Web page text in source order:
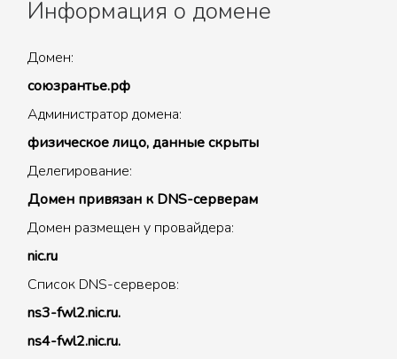
Информация о домене
Домен:
союзрантье.рф
Администратор домена:
физическое лицо, данные скрыты
Делегирование:
Домен привязан к DNS-серверам
Домен размещен у провайдера:
nic.ru
Список DNS-серверов:
ns3-fwl2.nic.ru.
ns4-fwl2.nic.ru.